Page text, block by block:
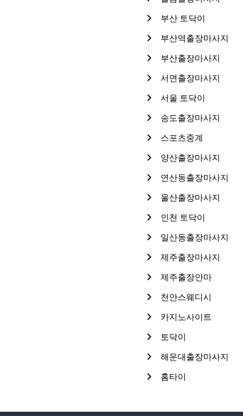
부산 토닥이
부산역출장마사지
부산출장마사지
서면출장마사지
서울 토닥이
송도출장마사지
스포츠중계
양산출장마사지
연산동출장마사지
울산출장마사지
인천 토닥이
일산동출장마사지
제주출장마사지
제주출장안마
천안스웨디시
카지노사이트
토닥이
해운대출장마사지
홈타이